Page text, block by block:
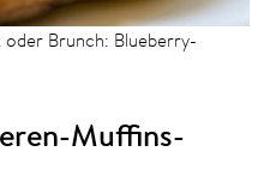
oder Brunch: Blueberry-
Muffins-